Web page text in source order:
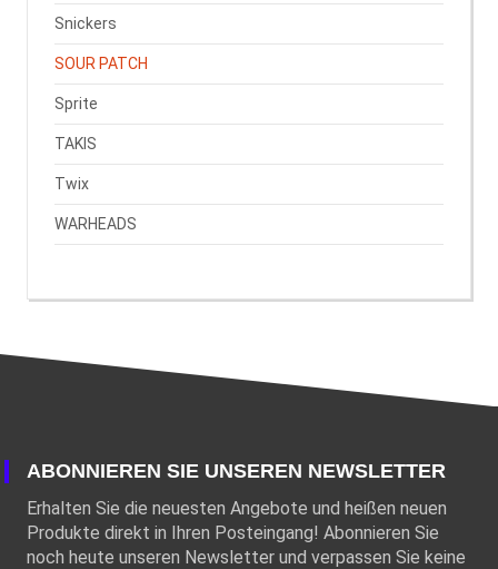
Snickers
SOUR PATCH
Sprite
TAKIS
Twix
WARHEADS
ABONNIEREN SIE UNSEREN NEWSLETTER
Erhalten Sie die neuesten Angebote und heißen neuen
Produkte direkt in Ihren Posteingang! Abonnieren Sie
noch heute unseren Newsletter und verpassen Sie keine